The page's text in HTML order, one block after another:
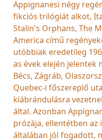
Appignanesi négy
fikciós trilógiát alkot,
Stalin's Orphans, The
America című
utóbbiak eredetileg
as évek elején jelentek
Bécs, Zágráb,
Quebec-i főszereplő
kiábrándulásra
által. Azonban
prózája, ellentétben az
általában jól fogadott,